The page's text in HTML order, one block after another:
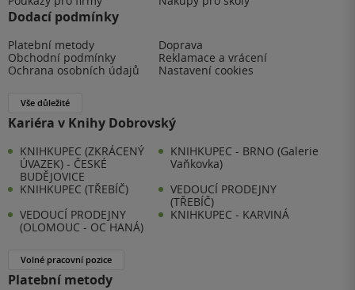
Dodací podmínky
Platební metody
Doprava
Obchodní podmínky
Reklamace a vrácení
Ochrana osobních údajů
Nastavení cookies
Vše důležité
Kariéra v Knihy Dobrovský
KNIHKUPEC (ZKRÁCENÝ
ÚVAZEK) - ČESKÉ
BUDĚJOVICE
KNIHKUPEC - BRNO (Galerie
Vaňkovka)
KNIHKUPEC (TŘEBÍČ)
VEDOUCÍ PRODEJNY
(TŘEBÍČ)
VEDOUCÍ PRODEJNY
(OLOMOUC - OC HANÁ)
KNIHKUPEC - KARVINÁ
Volné pracovní pozice
Platební metody